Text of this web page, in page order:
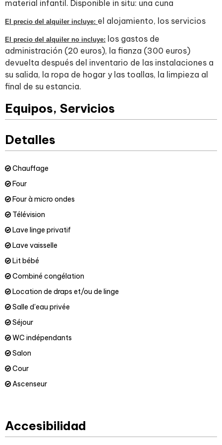
material infantil. Disponible in situ: una cuna
El precio del alquiler incluye: el alojamiento, los servicios
El precio del alquiler no incluye:
los gastos de
administración (20 euros), la fianza (300 euros)
devuelta después del inventario de las instalaciones a
su salida, la ropa de hogar y las toallas, la limpieza al
final de su estancia.
Equipos, Servicios
Detalles
Chauffage
Four
Four à micro ondes
Télévision
Lave linge privatif
Lave vaisselle
Lit bébé
Combiné congélation
Location de draps et/ou de linge
Salle d'eau privée
Séjour
WC indépendants
Salon
Cour
Ascenseur
Accesibilidad